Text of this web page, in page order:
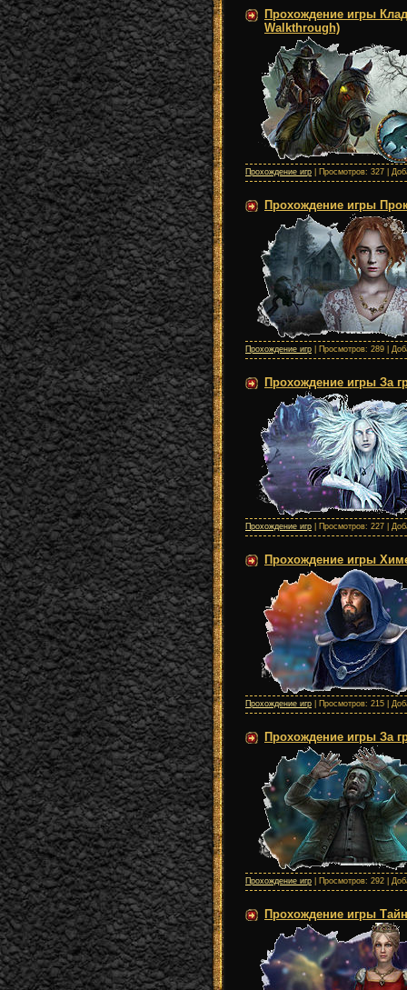
Прохождение игры
Walkthrough)
Прохождение игр | Просмотров: 327 |
Прохождение игры
Прохождение игр | Просмотров: 289 |
Прохождение игры За
Прохождение игр | Просмотров: 227 |
Прохождение игры
Прохождение игр | Просмотров: 215 |
Прохождение игры За
Прохождение игр | Просмотров: 292 |
Прохождение игры